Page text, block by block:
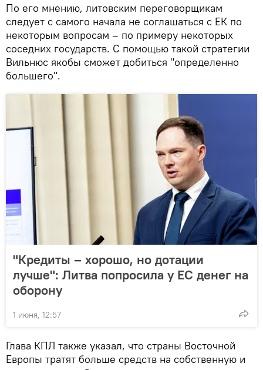
По его мнению, литовским переговорщикам
следует с самого начала не соглашаться с ЕК по
некоторым вопросам – по примеру некоторых
соседних государств. С помощью такой стратегии
Вильнюс якобы сможет добиться "определенно
большего".
"Кредиты – хорошо, но дотации
лучше": Литва попросила у ЕС денег на
оборону
1 июня, 12:57
Глава КПЛ также указал, что страны Восточной
Европы тратят больше средств на собственную и